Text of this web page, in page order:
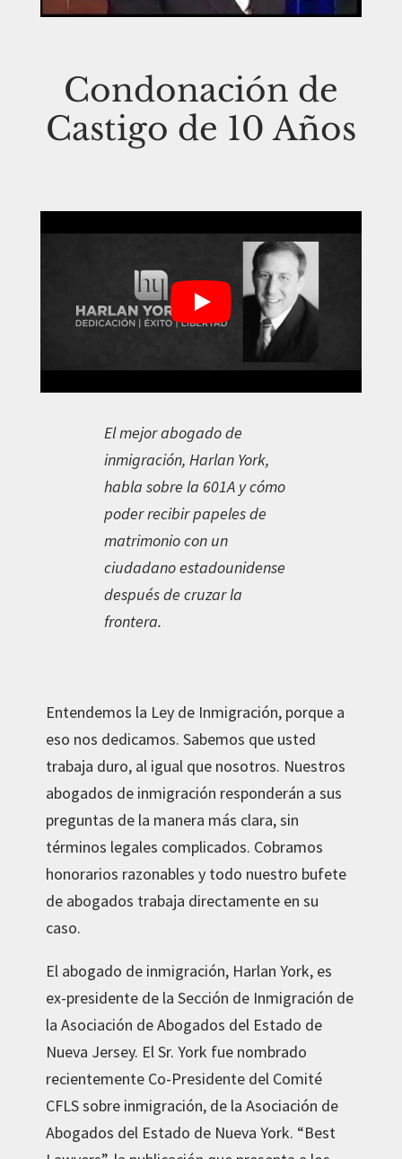
Condonación de
Castigo de 10 Años
El mejor abogado de
inmigración, Harlan York,
habla sobre la 601A y cómo
poder recibir papeles de
matrimonio con un
ciudadano estadounidense
después de cruzar la
frontera.
Entendemos la Ley de Inmigración, porque a
eso nos dedicamos. Sabemos que usted
trabaja duro, al igual que nosotros. Nuestros
abogados de inmigración responderán a sus
preguntas de la manera más clara, sin
términos legales complicados. Cobramos
honorarios razonables y todo nuestro bufete
de abogados trabaja directamente en su
caso.
El abogado de inmigración, Harlan York, es
ex-presidente de la Sección de Inmigración de
la Asociación de Abogados del Estado de
Nueva Jersey. El Sr. York fue nombrado
recientemente Co-Presidente del Comité
CFLS sobre inmigración, de la Asociación de
Abogados del Estado de Nueva York. “Best